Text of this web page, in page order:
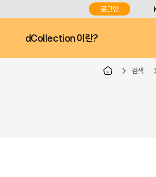
로그인
dCollection 이란?
검색